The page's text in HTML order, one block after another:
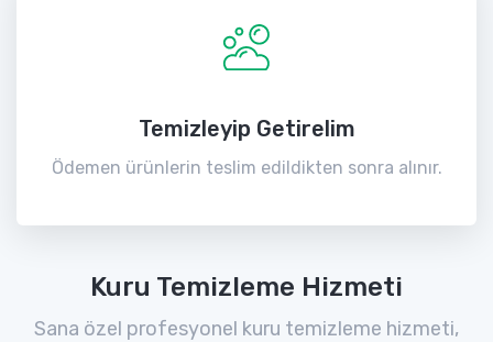
Temizleyip Getirelim
Ödemen ürünlerin teslim edildikten sonra alınır.
Kuru Temizleme Hizmeti
Sana özel profesyonel kuru temizleme hizmeti,